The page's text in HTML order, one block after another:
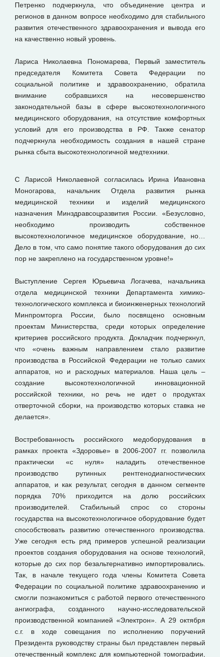
Петренко подчеркнула, что объединение центра и
регионов в данном вопросе необходимо для стабильного
развития отечественного здравоохранения и вывода его
на качественно новый уровень.
Лариса Николаевна Пономарева, Первый заместитель
председателя Комитета Совета Федерации по
социальной политике и здравоохранению, обратила
внимание собравшихся на несовершенство
законодательной базы в сфере высокотехнологичного
медицинского оборудования, на отсутствие комфортных
условий для его производства в РФ. Также сенатор
подчеркнула необходимость создания в нашей стране
рынка сбыта высокотехнологичной медтехники.
С Ларисой Николаевной согласилась Ирина Ивановна
Моногарова, начальник Отдела развития рынка
медицинской техники и изделий медицинского
назначения Минздравсоцразвития России. «Безусловно,
необходимо производить собственное
высокотехнологичное медицинское оборудование, но…
Дело в том, что само понятие такого оборудования до сих
пор не закреплено на государственном уровне!»
Выступление Сергея Юрьевича Логачева, начальника
отдела медицинской техники Департамента химико-
технологического комплекса и биоинженерных технологий
Минпромторга России, было посвящено основным
проектам Министерства, среди которых определение
критериев российского продукта. Докладчик подчеркнул,
что «очень важным направлением стало развитие
производства в Российской Федерации не только самих
аппаратов, но и расходных материалов. Наша цель –
создание высокотехнологичной инновационной
российской техники, но речь не идет о продуктах
отверточной сборки, на производство которых ставка не
делается».
Востребованность российского медоборудования в
рамках проекта «Здоровье» в 2006-2007 гг. позволила
практически «с нуля» наладить отечественное
производство рутинных рентгенодиагностических
аппаратов, и как результат, сегодня в данном сегменте
порядка 70% приходится на долю российских
производителей. Стабильный спрос со стороны
государства на высокотехнологичное оборудование будет
способствовать развитию отечественного производства.
Уже сегодня есть ряд примеров успешной реализации
проектов создания оборудования на основе технологий,
которые до сих пор безальтернативно импортировались.
Так, в начале текущего года члены Комитета Совета
Федерации по социальной политике здравоохранению и
смогли познакомиться с работой первого отечественного
ангиографа, созданного научно-исследовательской
производственной компанией «Электрон». А 29 октября
с.г. в ходе совещания по исполнению поручений
Президента руководству страны был представлен первый
отечественный комплекс для компьютерной томографии,